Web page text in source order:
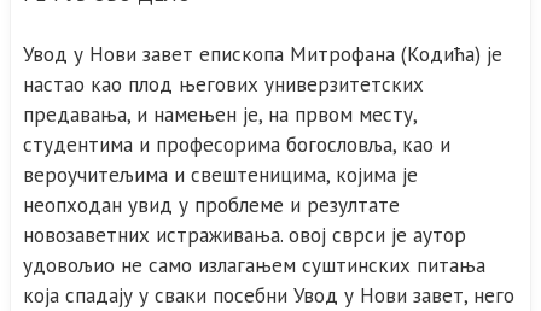
Увод у Нови завет епископа Митрофана (Кодића) је
настао као плод његових универзитетских
предавања, и намењен је, на првом месту,
студентима и професорима богословља, као и
вероучитељима и свештеницима, којима је
неопходан увид у проблеме и резултате
новозаветних истраживања. овој сврси је аутор
удовољио не само излагањем суштинских питања
која спадају у сваки посебни Увод у Нови завет, него